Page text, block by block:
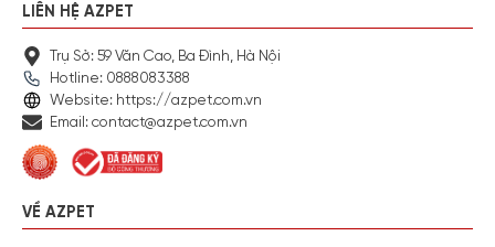
LIÊN HỆ AZPET
Trụ Sở: 59 Văn Cao, Ba Đình, Hà Nội
Hotline: 0888083388
Website: https://azpet.com.vn
Email: contact@azpet.com.vn
VỀ AZPET